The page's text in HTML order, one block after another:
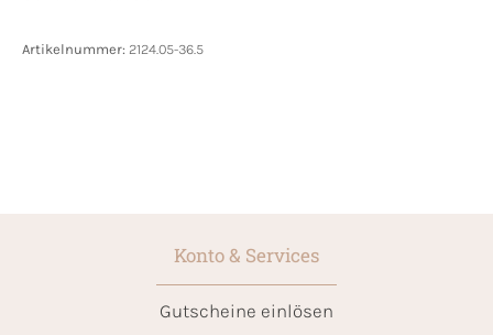
Artikelnummer: 2124.05-36.5
Konto & Services
Gutscheine einlösen